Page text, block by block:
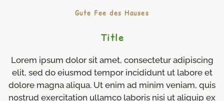
Gute Fee des Hauses
Title
Lorem ipsum dolor sit amet, consectetur adipiscing
elit, sed do eiusmod tempor incididunt ut labore et
dolore magna aliqua. Ut enim ad minim veniam, quis
nostrud exercitation ullamco laboris nisi ut aliquip ex